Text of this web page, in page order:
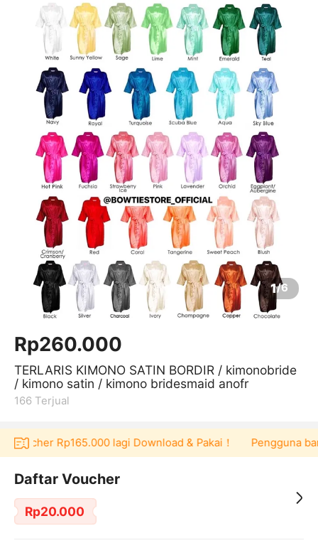
1/6
Rp260.000
TERLARIS KIMONO SATIN BORDIR / kimonobride
/ kimono satin / kimono bridesmaid anofr
166 Terjual
Rp165.000 lagi Download & Pakai！ Pengguna
Daftar Voucher
Rp20.000